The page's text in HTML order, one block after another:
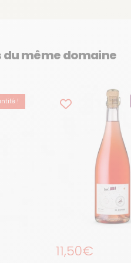
du même domaine
!
Prix régulier
11,50€